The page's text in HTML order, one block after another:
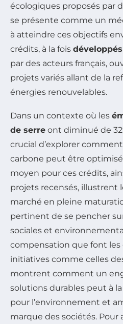
écologiques proposés par
se présente comme un
à atteindre ces objectifs
crédits, à la fois développés
par des acteurs français,
projets variés allant de la
énergies renouvelables.
Dans un contexte où les
de serre ont diminué de
crucial d’explorer
carbone peut être
moyen pour ces crédits,
projets recensés, illustrent
marché en pleine
pertinent de se pencher
sociales et
compensation que font les
initiatives comme celles
montrent comment un
solutions durables peut à
pour l’environnement et
marque des sociétés.